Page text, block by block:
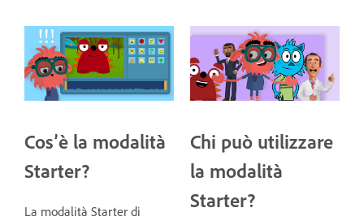
Cos’è la modalità
Starter?
La modalità Starter di
Chi può utilizzare
la modalità
Starter?